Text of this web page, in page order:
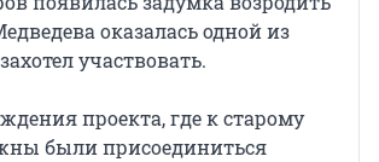
оказалась одной из
участвовать.
проекта, где к старому
были присоединиться